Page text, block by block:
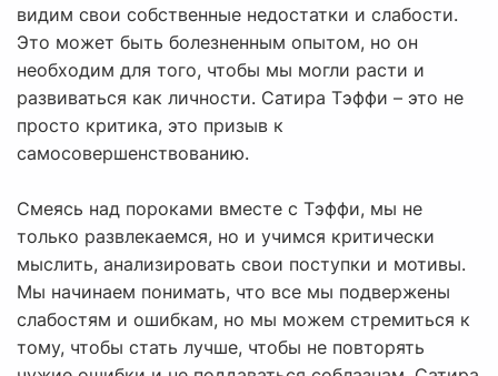
видим свои собственные недостатки и слабости.
Это может быть болезненным опытом, но он
необходим для того, чтобы мы могли расти и
развиваться как личности. Сатира Тэффи – это не
просто критика, это призыв к
самосовершенствованию.
Смеясь над пороками вместе с Тэффи, мы не
только развлекаемся, но и учимся критически
мыслить, анализировать свои поступки и мотивы.
Мы начинаем понимать, что все мы подвержены
слабостям и ошибкам, но мы можем стремиться к
тому, чтобы стать лучше, чтобы не повторять